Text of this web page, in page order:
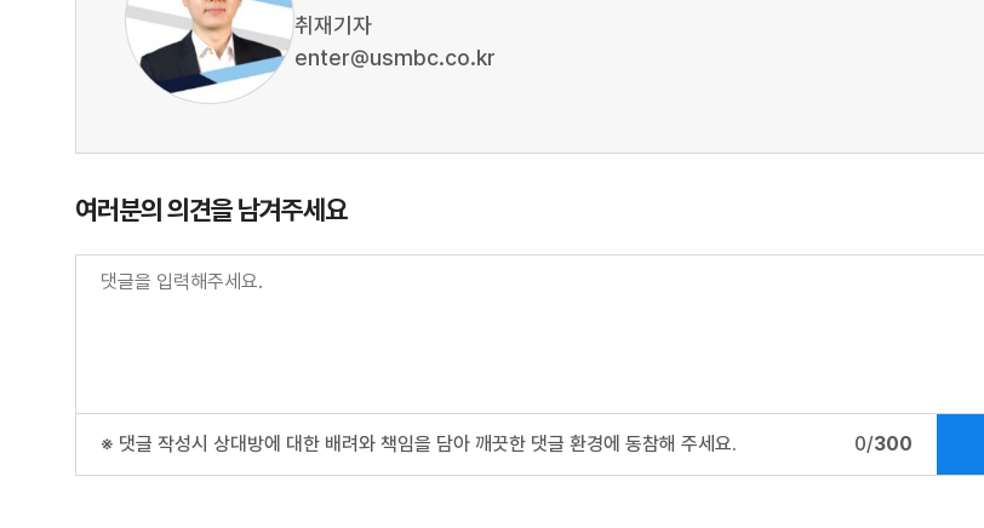
취재기자
enter@usmbc.co.kr
여러분의 의견을 남겨주세요
※ 댓글 작성시 상대방에 대한 배려와 책임을 담아 깨끗한 댓글 환경에 동참해 주세요. 0/300